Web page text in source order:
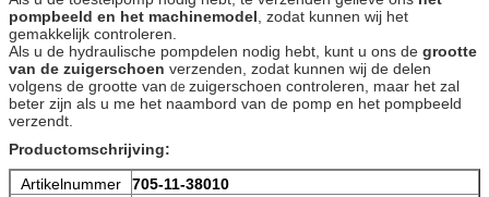
pompbeeld en het machinemodel , zodat kunnen wij het
gemakkelijk controleren.
Als u de hydraulische pompdelen nodig hebt, kunt u ons de grootte
van de zuigerschoen verzenden, zodat kunnen wij de delen
volgens de grootte van de zuigerschoen controleren, maar het zal
beter zijn als u me het naambord van de pomp en het pompbeeld
verzendt.
Productomschrijving:
Artikelnummer
705-11-38010